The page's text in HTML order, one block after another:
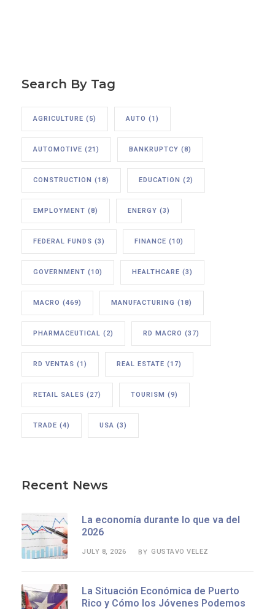
Search By Tag
AGRICULTURE (5) AUTO (1)
AUTOMOTIVE (21) BANKRUPTCY (8)
CONSTRUCTION (18) EDUCATION (2)
EMPLOYMENT (8) ENERGY (3)
FEDERAL FUNDS (3) FINANCE (10)
GOVERNMENT (10) HEALTHCARE (3)
MACRO (469) MANUFACTURING (18)
PHARMACEUTICAL (2) RD MACRO (37)
RD VENTAS (1) REAL ESTATE (17)
RETAIL SALES (27) TOURISM (9)
TRADE (4) USA (3)
Recent News
La economía durante lo que va del
2026
JULY 8, 2026 BY GUSTAVO VELEZ
La Situación Económica de Puerto
Rico y Cómo los Jóvenes Podemos